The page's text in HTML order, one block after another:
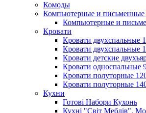
Комоды
Компьютерные и письменные
Компьютерные и
Кровати
Кровати двухспальные
Кровати двухспальные
Кровати детские
Кровати односпальные
Кровати полуторные
Кровати полуторные
Кухни
Готові Набори Кухонь
Кухні "Світ Меблів".